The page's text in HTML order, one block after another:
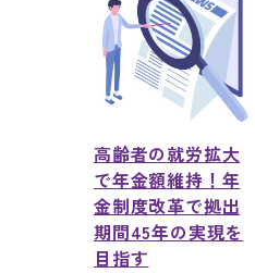
高齢者の就労拡大
で年金額維持！年
金制度改革で拠出
期間45年の実現を
目指す